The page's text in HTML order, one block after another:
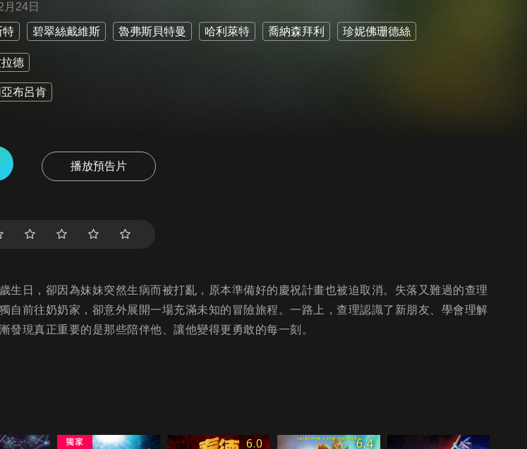
24日
特 碧翠絲戴維斯 魯弗斯貝特曼 哈利萊特 喬納森拜利 珍妮佛珊德絲
德
布呂肯
播放預告片
生日，卻因為妹妹突然生病而被打亂，原本準備好的慶祝計畫也被迫取消。失落又難過的查理
自前往奶奶家，卻意外展開一場充滿未知的冒險旅程。一路上，查理認識了新朋友、學會理解
發現真正重要的是那些陪伴他、讓他變得更勇敢的每一刻。
6.0 6.4